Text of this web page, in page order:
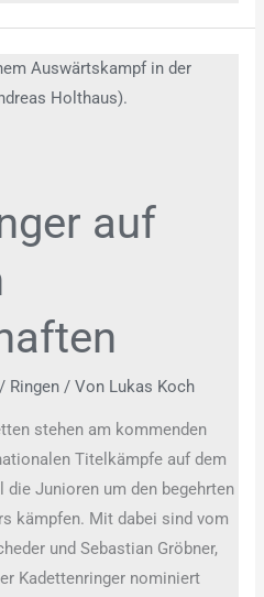
auf
/ Ringen / Von Lukas Koch
stehen am kommenden
Titelkämpfe auf dem
die Junioren um den begehrten
kämpfen. Mit dabei sind vom
und Sebastian Gröbner,
Kadettenringer nominiert